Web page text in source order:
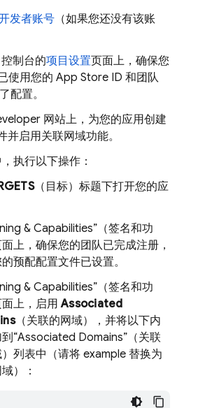
发者账号 （如果您还没有该账
制台的项目设置页面上，确保您
使用您的 App Store ID 和团队
配置。
网站上，为您的应用创建
并启用关联网域功能。
执行以下操作：
（目标）标题下打开您的应
& Capabilities”（签名和功
上，确保您的团队已完成注册，
预配配置文件已设置。
& Capabilities”（签名和功
面上，启用Associated
（关联的网域），并将以下内
“Associated Domains”（关联
列表中（请将 example 替换为
）：